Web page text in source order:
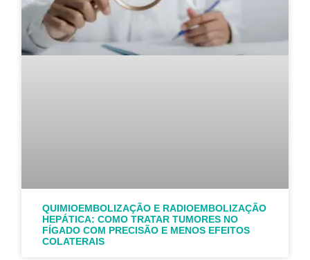
QUIMIOEMBOLIZAÇÃO E RADIOEMBOLIZAÇÃO
HEPÁTICA: COMO TRATAR TUMORES NO
FÍGADO COM PRECISÃO E MENOS EFEITOS
COLATERAIS